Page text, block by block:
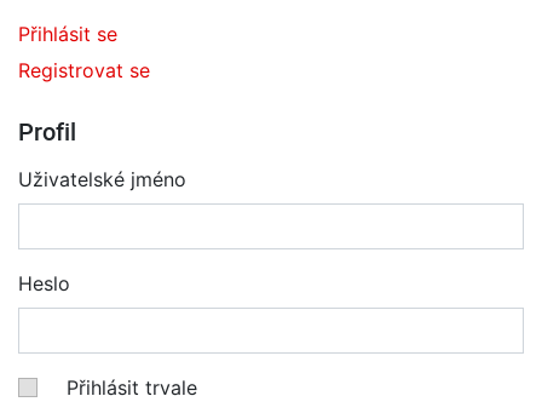
Přihlásit se
Registrovat se
Profil
Uživatelské jméno
Heslo
Přihlásit trvale